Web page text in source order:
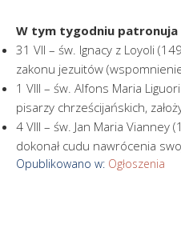
W tym tygodniu patronuja
31 VII – św. Ignacy z Loyoli
zakonu jezuitów
1 VIII – św. Alfons Maria
pisarzy chrześcijańskich,
4 VIII – św. Jan Maria
dokonał cudu nawrócenia
Opublikowano w: Ogłoszenia